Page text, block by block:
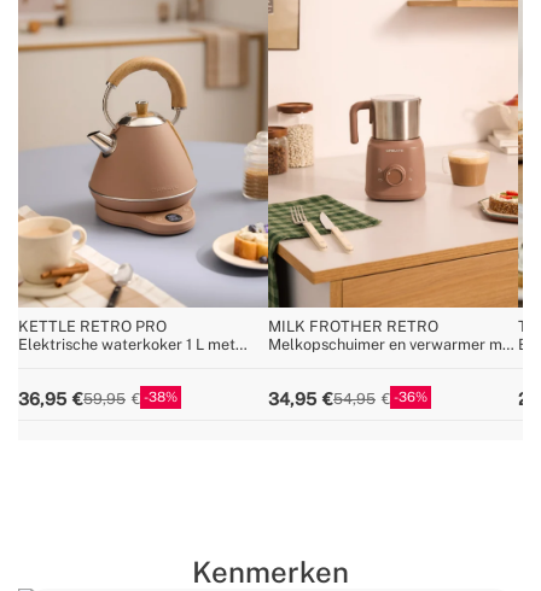
KETTLE RETRO PRO
Elektrische waterkoker 1 L met
36,95 59,95 38
MILK FROTHER RETRO
Melkopschuimer en verwarmer met
34,95 54,95 36
Kenmerken